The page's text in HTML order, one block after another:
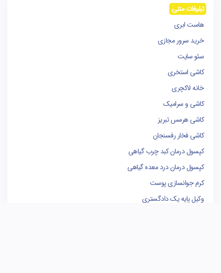
تبلیغات متنی
هاست ابری
خرید سرور مجازی
سئو سایت
کاشی استخری
خانه لاکچری
کاشی و سرامیک
کاشی هرمس تبریز
کاشی فخار رفسنجان
کپسول درمان کبد چرب گیاهی
کپسول درمان درد معده گیاهی
کرم جوانسازی پوست
وکیل پایه یک دادگستری